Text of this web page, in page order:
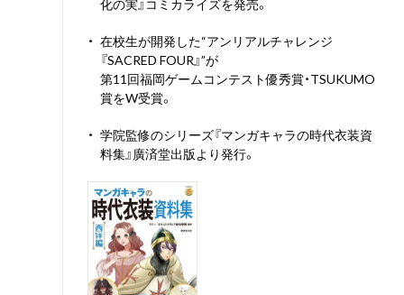
・ 在校生が開発した“アンリアルチャレンジ
『SACRED FOUR』”が
第11回福岡ゲームコンテスト優秀賞・TSUKUMO
賞をW受賞。
・ 学院監修のシリーズ『マンガキャラの時代衣装資
料集』廣済堂出版より発行。